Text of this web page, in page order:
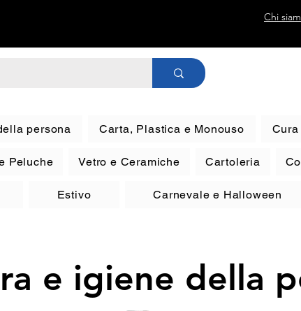
Chi
persona Carta, Plastica e Monouso
Peluche Vetro e Ceramiche Cartoleria
Estivo Carnevale e Halloween
e igiene della